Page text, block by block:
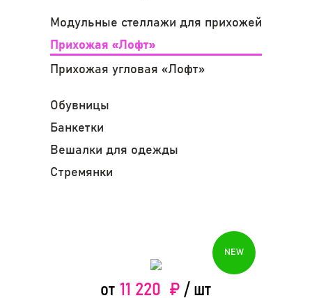
Модульные стеллажи для прихожей
Прихожая «Лофт»
Прихожая угловая «Лофт»
Обувницы
Банкетки
Вешалки для одежды
Стремянки
от 11 220 ₽ / шт